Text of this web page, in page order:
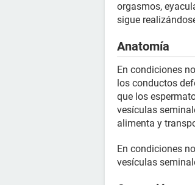
orgasmos,
sigue
Anatomía
En condiciones
los conductos
que los
vesículas
alimenta y
En condiciones
vesículas